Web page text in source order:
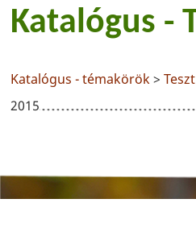
Katalógus -
Katalógus - témakörök>Teszt
2015